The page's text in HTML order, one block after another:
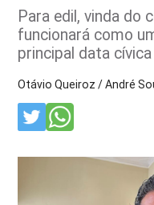
Para edil, vinda do
funcionará como
principal data
Otávio Queiroz / André